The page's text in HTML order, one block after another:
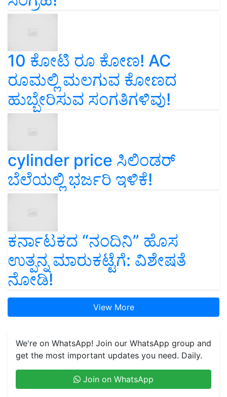
10 ಕೋಟಿ ರೂ ಕೋಣ! AC
ರೂಮಲ್ಲಿ ಮಲಗುವ ಕೋಣದ
ಹುಬ್ಬೇರಿಸುವ ಸಂಗತಿಗಳಿವು!
cylinder price ಸಿಲಿಂಡರ್‌
ಬೆಲೆಯಲ್ಲಿ ಭರ್ಜರಿ ಇಳಿಕೆ!
ಕರ್ನಾಟಕದ “ನಂದಿನಿ” ಹೊಸ
ಉತ್ಪನ್ನ ಮಾರುಕಟ್ಟೆಗೆ: ವಿಶೇಷತೆ
ನೋಡಿ!
View More
We're on WhatsApp! Join our WhatsApp group and
get the most important updates you need. Daily.
Join on WhatsApp